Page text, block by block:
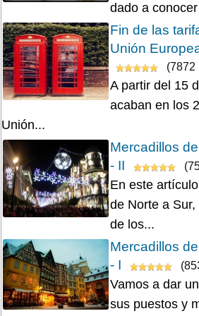
dado a
Fin de las
Unión
(7872
A partir del 15
acaban en los
Unión...
Mercadillos
- II
En este
de Norte a
de los...
Mercadillos
- I
Vamos a dar
sus puestos y